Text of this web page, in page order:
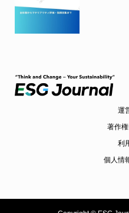
運
著作
利
個人情